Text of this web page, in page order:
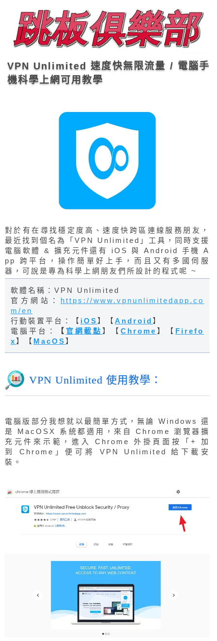
VPN Unlimited 速度快無限流量 / 電腦手
機科學上網可用教學
對於有在尋找穩定度高、速度快跨區連線服務朋友，
最近找到個名為「VPN Unlimited」工具，同時支援
電腦軟體 & 擴充元件還有 iOS 與 Android 手機 A
pp 跨平台，操作簡單好上手，而且又有多國伺服
器，可說是專為科學上網朋友們所設計的程式呢 ~
軟體名稱：VPN Unlimited
官方網站： https://www.vpnunlimitedapp.co
m/en
行動裝置平台：【 iOS 】【 Android 】
電腦平台：
【 官網載點 】【Chrome 】【 Firefo
x 】【 MacOS 】
VPN Unlimited 使用教學：
電腦版部分我想就以最簡單方式，無論 Windows 還
是 MacOSX 系統都適用，來自 Chrome 瀏覽器擴
充元件來示範，進入 Chrome 外掛頁面按「+ 加
到 Chrome」便可將 VPN Unlimited 給下載安
裝。